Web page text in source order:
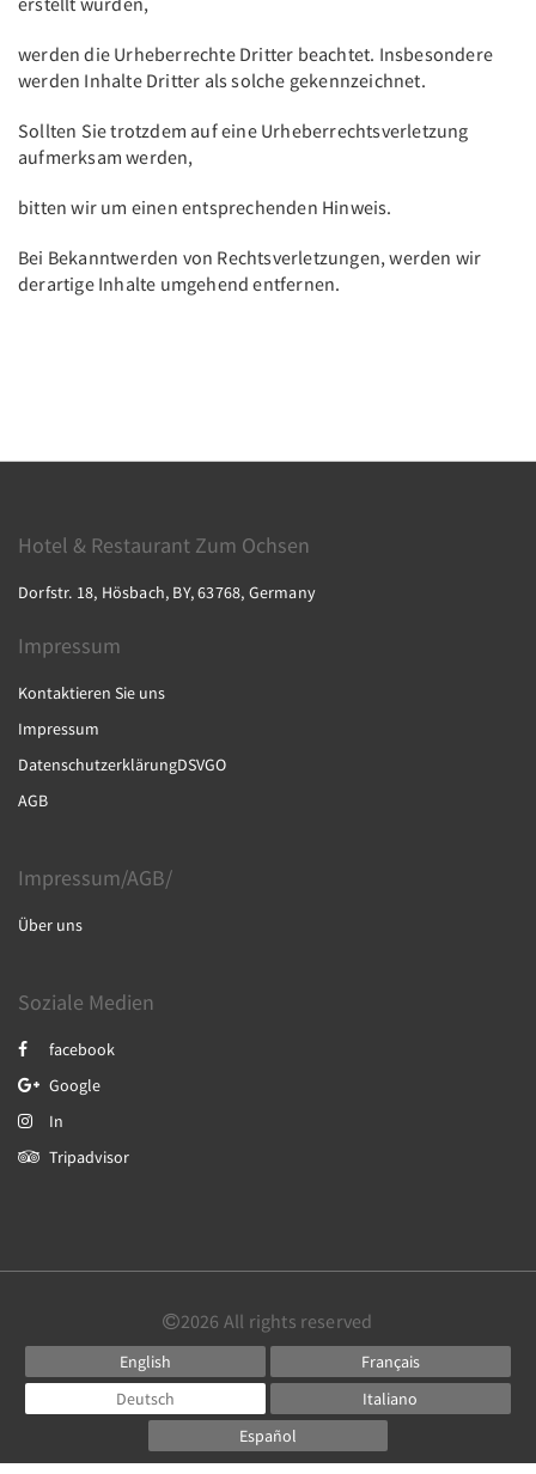
werden die Urheberrechte Dritter beachtet. Insbesondere
werden Inhalte Dritter als solche gekennzeichnet.
Sollten Sie trotzdem auf eine Urheberrechtsverletzung
aufmerksam werden,
bitten wir um einen entsprechenden Hinweis.
Bei Bekanntwerden von Rechtsverletzungen, werden wir
derartige Inhalte umgehend entfernen.
Hotel & Restaurant Zum Ochsen
Dorfstr. 18, Hösbach, BY, 63768, Germany
Impressum
Kontaktieren Sie uns
Impressum
DatenschutzerklärungDSVGO
AGB
Impressum/AGB/
Über uns
Soziale Medien
facebook
Google
In
Tripadvisor
2026 All rights reserved
English
Français
Deutsch
Italiano
Español